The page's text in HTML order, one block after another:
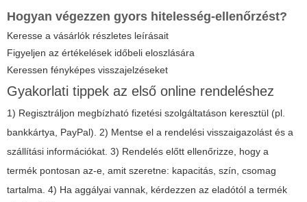
Hogyan végezzen gyors hitelesség-ellenőrzést?
Keresse a vásárlók részletes leírásait
Figyeljen az értékelések időbeli eloszlására
Keressen fényképes visszajelzéseket
Gyakorlati tippek az első online rendeléshez
1) Regisztráljon megbízható fizetési szolgáltatáson keresztül (pl.
bankkártya, PayPal). 2) Mentse el a rendelési visszaigazolást és a
szállítási információkat. 3) Rendelés előtt ellenőrizze, hogy a
termék pontosan az-e, amit szeretne: kapacitás, szín, csomag
tartalma. 4) Ha aggályai vannak, kérdezzen az eladótól a termék